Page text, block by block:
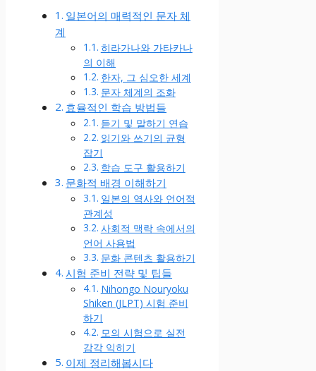
일본어의 매력적인 문자 체
계
히라가나와 가타카나
의 이해
한자, 그 심오한 세계
문자 체계의 조화
효율적인 학습 방법들
듣기 및 말하기 연습
읽기와 쓰기의 균형
잡기
학습 도구 활용하기
문화적 배경 이해하기
일본의 역사와 언어적
관계성
사회적 맥락 속에서의
언어 사용법
문화 콘텐츠 활용하기
시험 준비 전략 및 팁들
Nihongo Nouryoku
Shiken (JLPT) 시험 준비
하기
모의 시험으로 실전
감각 익히기
이제 정리해봅시다